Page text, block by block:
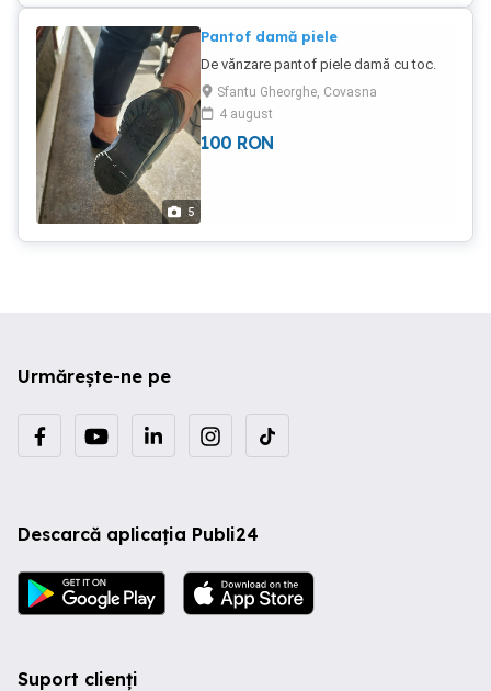
5
Pantof damă piele
De vănzare pantof piele damă cu toc.
Sfantu Gheorghe, Covasna
4 august
100 RON
Urmărește-ne pe
Descarcă aplicația Publi24
Suport clienți